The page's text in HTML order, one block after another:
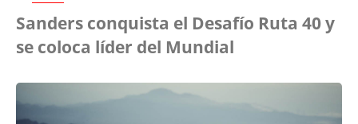
Sanders conquista el Desafío Ruta 40 y
se coloca líder del Mundial